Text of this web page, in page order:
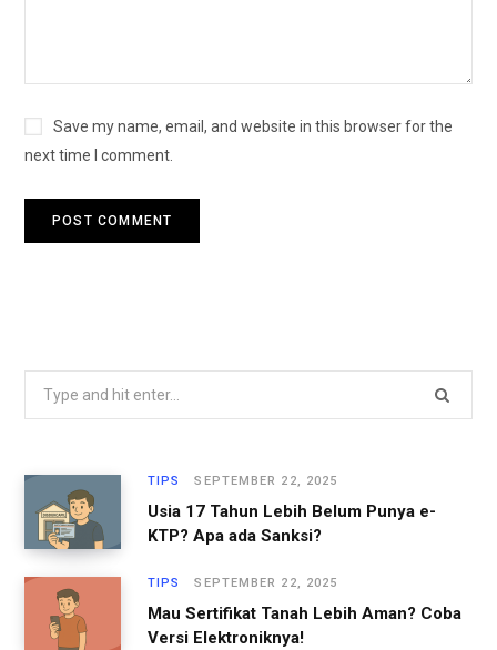
Save my name, email, and website in this browser for the
next time I comment.
o
TIPS SEPTEMBER 22, 2025
Usia 17 Tahun Lebih Belum Punya e-
KTP? Apa ada Sanksi?
TIPS SEPTEMBER 22, 2025
Mau Sertifikat Tanah Lebih Aman? Coba
Versi Elektroniknya!